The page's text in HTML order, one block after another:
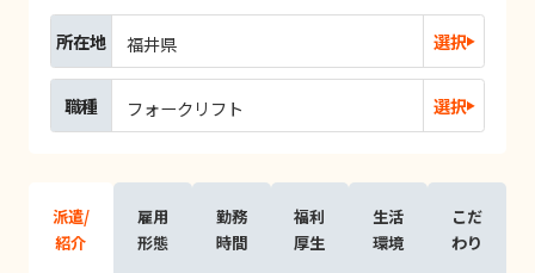
所在地 福井県 選択
職種 フォークリフト 選択
派遣/
紹介
雇用
形態
勤務
時間
福利
厚生
生活
環境
こだ
わり